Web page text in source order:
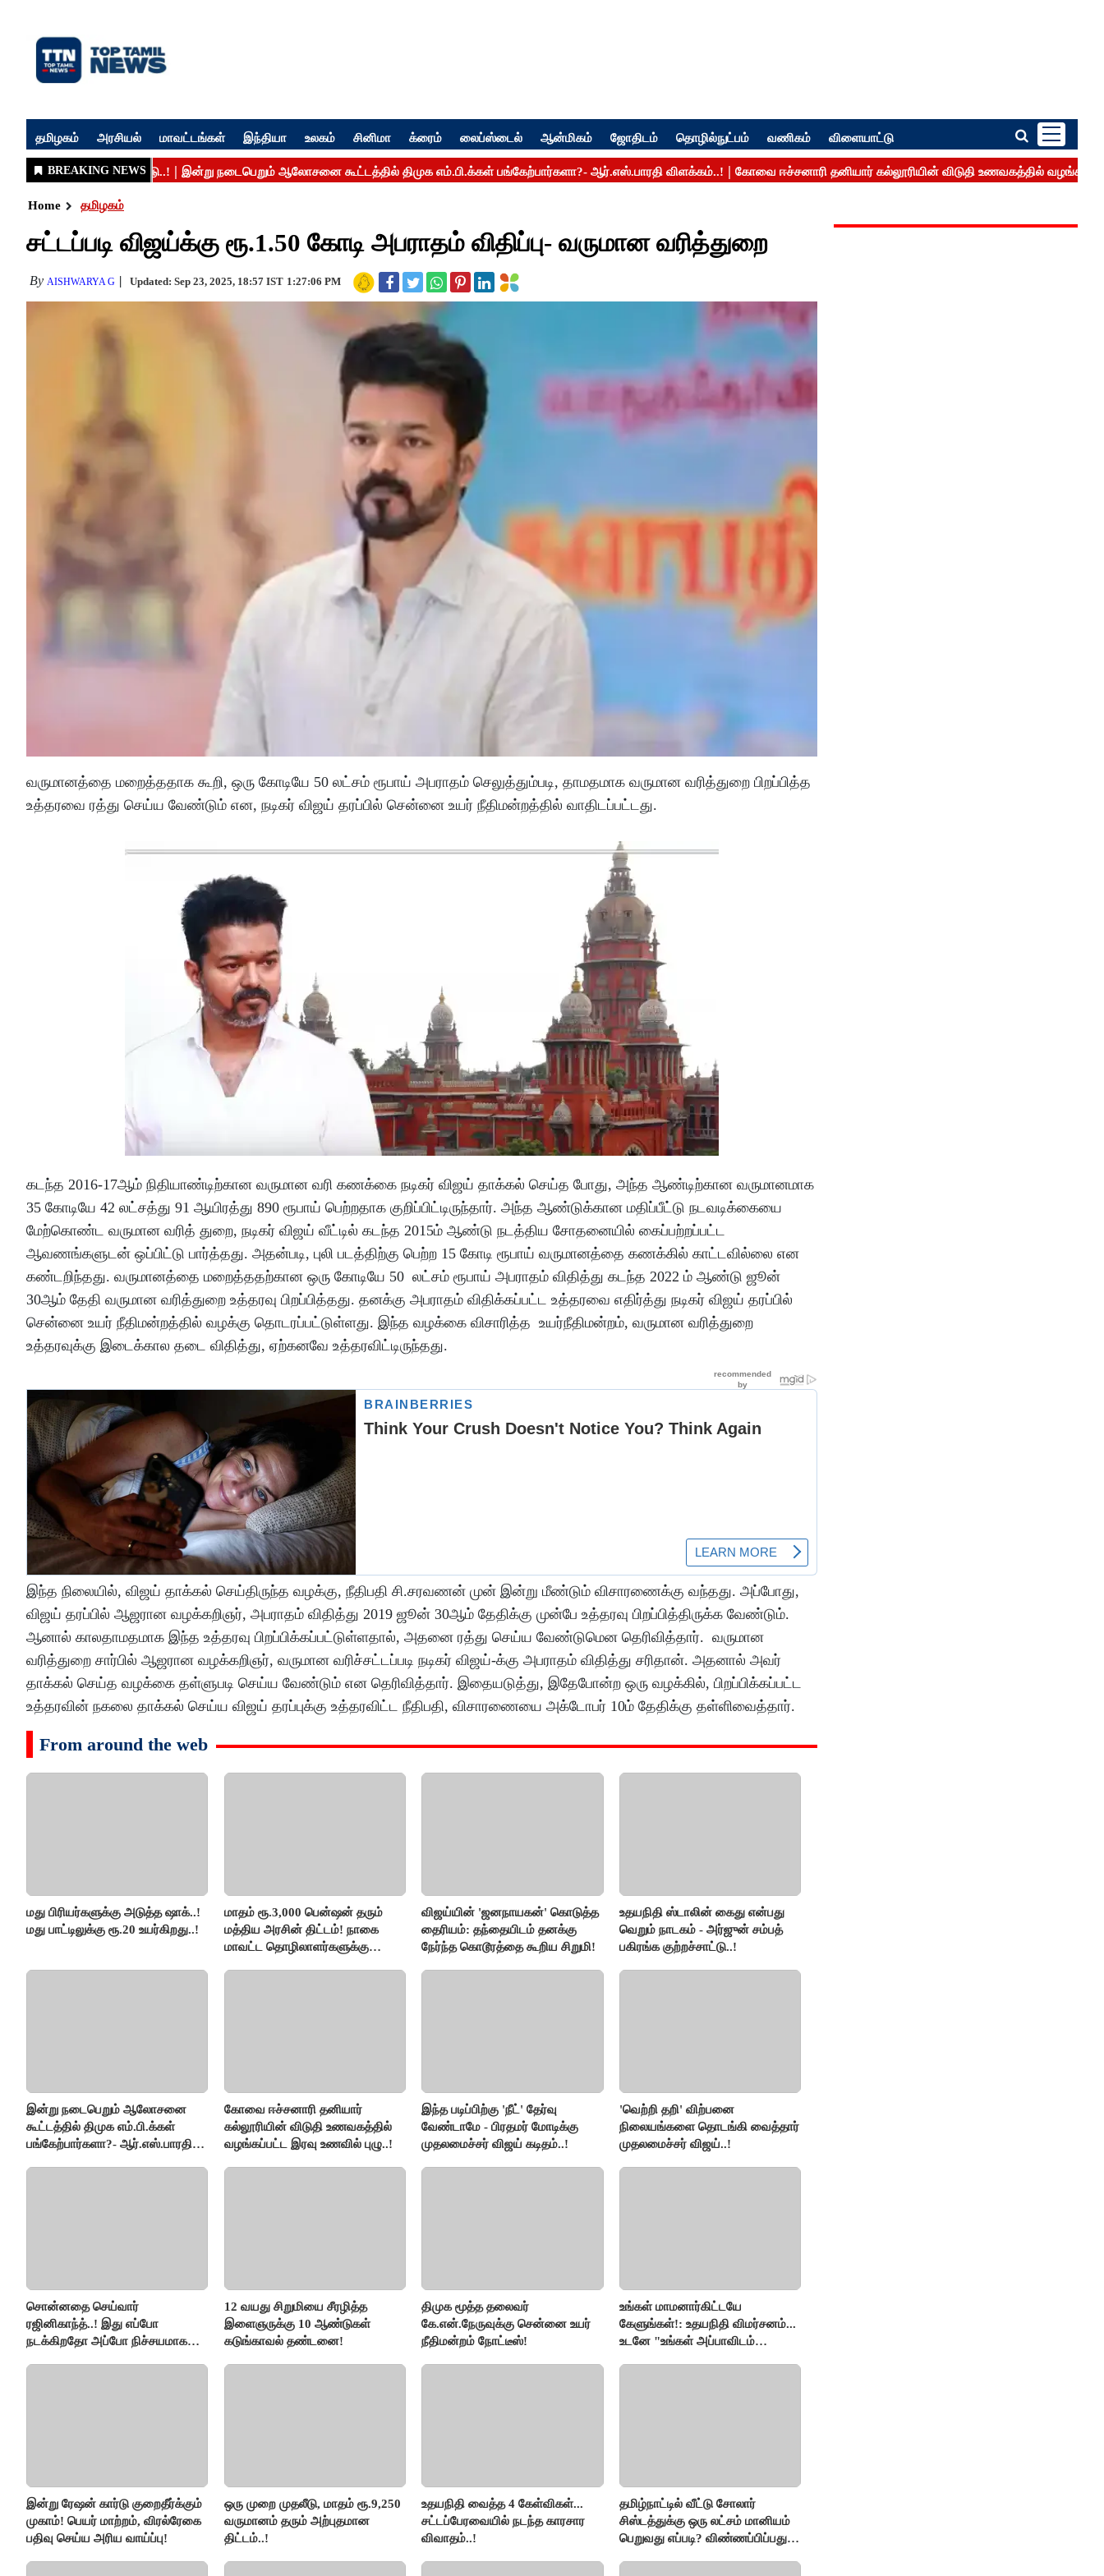
தமிழகம் அரசியல் மாவட்டங்கள் இந்தியா உலகம் சினிமா க்ரைம் லைப்ஸ்டைல் ஆன்மிகம் ஜோதிடம் தொழில்நுட்பம் வணிகம் விளையாட்டு
Home தமிழகம்
சட்டப்படி விஜய்க்கு ரூ.1.50 கோடி அபராதம் விதிப்பு- வருமான வரித்துறை
By AISHWARYA G Updated: Sep 23, 2025, 18:57 IST 1:27:06 PM
வருமானத்தை மறைத்ததாக கூறி, ஒரு கோடியே 50 லட்சம் ரூபாய் அபராதம் செலுத்தும்படி, தாமதமாக வருமான வரித்துறை பிறப்பித்த
உத்தரவை ரத்து செய்ய வேண்டும் என, நடிகர் விஜய் தரப்பில் சென்னை உயர் நீதிமன்றத்தில் வாதிடப்பட்டது.
கடந்த 2016-17ஆம் நிதியாண்டிற்கான வருமான வரி கணக்கை நடிகர் விஜய் தாக்கல் செய்த போது, அந்த ஆண்டிற்கான வருமானமாக
35 கோடியே 42 லட்சத்து 91 ஆயிரத்து 890 ரூபாய் பெற்றதாக குறிப்பிட்டிருந்தார். அந்த ஆண்டுக்கான மதிப்பீட்டு நடவடிக்கையை
மேற்கொண்ட வருமான வரித் துறை, நடிகர் விஜய் வீட்டில் கடந்த 2015ம் ஆண்டு நடத்திய சோதனையில் கைப்பற்றப்பட்ட
ஆவணங்களுடன் ஒப்பிட்டு பார்த்தது. அதன்படி, புலி படத்திற்கு பெற்ற 15 கோடி ரூபாய் வருமானத்தை கணக்கில் காட்டவில்லை என
கண்டறிந்தது. வருமானத்தை மறைத்ததற்கான ஒரு கோடியே 50 லட்சம் ரூபாய் அபராதம் விதித்து கடந்த 2022 ம் ஆண்டு ஜூன்
30ஆம் தேதி வருமான வரித்துறை உத்தரவு பிறப்பித்தது. தனக்கு அபராதம் விதிக்கப்பட்ட உத்தரவை எதிர்த்து நடிகர் விஜய் தரப்பில்
சென்னை உயர் நீதிமன்றத்தில் வழக்கு தொடரப்பட்டுள்ளது. இந்த வழக்கை விசாரித்த உயர்நீதிமன்றம், வருமான வரித்துறை
உத்தரவுக்கு இடைக்கால தடை விதித்து, ஏற்கனவே உத்தரவிட்டிருந்தது.
இந்த நிலையில், விஜய் தாக்கல் செய்திருந்த வழக்கு, நீதிபதி சி.சரவணன் முன் இன்று மீண்டும் விசாரணைக்கு வந்தது. அப்போது,
விஜய் தரப்பில் ஆஜரான வழக்கறிஞர், அபராதம் விதித்து 2019 ஜூன் 30ஆம் தேதிக்கு முன்பே உத்தரவு பிறப்பித்திருக்க வேண்டும்.
ஆனால் காலதாமதமாக இந்த உத்தரவு பிறப்பிக்கப்பட்டுள்ளதால், அதனை ரத்து செய்ய வேண்டுமென தெரிவித்தார். வருமான
வரித்துறை சார்பில் ஆஜரான வழக்கறிஞர், வருமான வரிச்சட்டப்படி நடிகர் விஜய்-க்கு அபராதம் விதித்து சரிதான். அதனால் அவர்
தாக்கல் செய்த வழக்கை தள்ளுபடி செய்ய வேண்டும் என தெரிவித்தார். இதையடுத்து, இதேபோன்ற ஒரு வழக்கில், பிறப்பிக்கப்பட்ட
உத்தரவின் நகலை தாக்கல் செய்ய விஜய் தரப்புக்கு உத்தரவிட்ட நீதிபதி, விசாரணையை அக்டோபர் 10ம் தேதிக்கு தள்ளிவைத்தார்.
From around the web
மது பிரியர்களுக்கு அடுத்த ஷாக்..!
மது பாட்டிலுக்கு ரூ.20 உயர்கிறது..!
மாதம் ரூ.3,000 பென்ஷன் தரும்
மத்திய அரசின் திட்டம்! நாகை
மாவட்ட தொழிலாளர்களுக்கு
விஜய்யின் 'ஜனநாயகன்' கொடுத்த
தைரியம்: தந்தையிடம் தனக்கு
நேர்ந்த கொடூரத்தை கூறிய சிறுமி!
உதயநிதி ஸ்டாலின் கைது என்பது
வெறும் நாடகம் - அர்ஜுன் சம்பத்
பகிரங்க குற்றச்சாட்டு..!
இன்று நடைபெறும் ஆலோசனை
கூட்டத்தில் திமுக எம்.பி.க்கள்
பங்கேற்பார்களா?- ஆர்.எஸ்.பாரதி
கோவை ஈச்சனாரி தனியார்
கல்லூரியின் விடுதி உணவகத்தில்
வழங்கப்பட்ட இரவு உணவில் புழு..!
இந்த படிப்பிற்கு 'நீட்' தேர்வு
வேண்டாமே - பிரதமர் மோடிக்கு
முதலமைச்சர் விஜய் கடிதம்..!
'வெற்றி தறி' விற்பனை
நிலையங்களை தொடங்கி வைத்தார்
முதலமைச்சர் விஜய்..!
சொன்னதை செய்வார்
ரஜினிகாந்த்..! இது எப்போ
நடக்கிறதோ அப்போ நிச்சயமாக
12 வயது சிறுமியை சீரழித்த
இளைஞருக்கு 10 ஆண்டுகள்
கடுங்காவல் தண்டனை!
திமுக மூத்த தலைவர்
கே.என்.நேருவுக்கு சென்னை உயர்
நீதிமன்றம் நோட்டீஸ்!
உங்கள் மாமனார்கிட்டயே
கேளுங்கள்!: உதயநிதி விமர்சனம்...
உடனே "உங்கள் அப்பாவிடம்
இன்று ரேஷன் கார்டு குறைதீர்க்கும்
முகாம்! பெயர் மாற்றம், விரல்ரேகை
பதிவு செய்ய அரிய வாய்ப்பு!
ஒரு முறை முதலீடு, மாதம் ரூ.9,250
வருமானம் தரும் அற்புதமான
திட்டம்..!
உதயநிதி வைத்த 4 கேள்விகள்...
சட்டப்பேரவையில் நடந்த காரசார
விவாதம்..!
தமிழ்நாட்டில் வீட்டு சோலார்
சிஸ்டத்துக்கு ஒரு லட்சம் மானியம்
பெறுவது எப்படி? விண்ணப்பிப்பது